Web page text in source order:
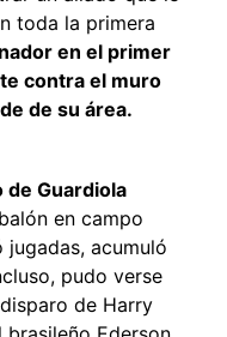
toda la primera
en el primer
contra el muro
de su área.
de Guardiola
en campo
acumuló
pudo verse
de Harry